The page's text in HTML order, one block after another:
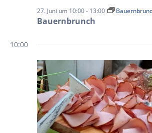
Bauernbrunch
27. Juni um 10:00- 13:00
10:00